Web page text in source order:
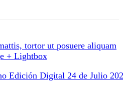
tortor ut posuere aliquam
+ Lightbox